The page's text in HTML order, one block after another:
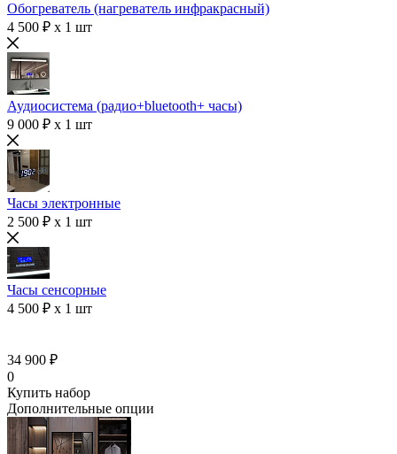
Обогреватель (нагреватель инфракрасный)
4 500 ₽ x 1 шт
Аудиосистема (радио+bluetooth+ часы)
9 000 ₽ x 1 шт
Часы электронные
2 500 ₽ x 1 шт
Часы сенсорные
4 500 ₽ x 1 шт
34 900 ₽
0
Купить набор
Дополнительные опции